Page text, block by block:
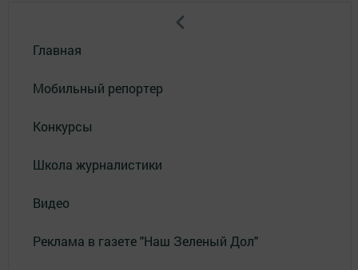
Главная
Мобильный репортер
Конкурсы
Школа журналистики
Видео
Реклама в газете "Наш Зеленый Дол"